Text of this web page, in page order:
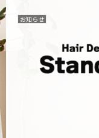
お知らせ